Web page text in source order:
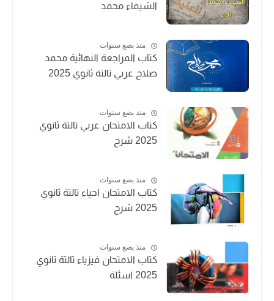
الشيماء محمد
منذ بضع سنوات
كتاب المراجعة النهائية محمد
صلاح عربي تالتة ثانوي 2025
منذ بضع سنوات
كتاب الامتحان عربي تالتة ثانوي
2025 شرح
منذ بضع سنوات
كتاب الامتحان احياء تالتة ثانوي
2025 شرح
منذ بضع سنوات
كتاب الامتحان فيزياء تالتة ثانوي
2025 اسئلة